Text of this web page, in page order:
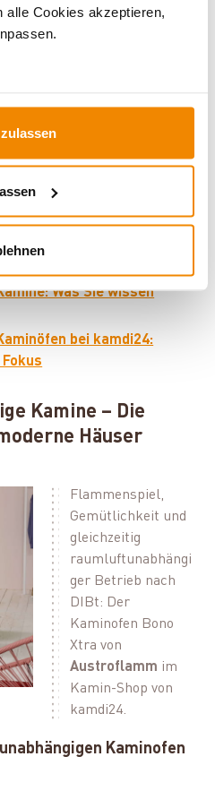
alle Cookies akzeptieren,
Kaminöfen – hoher
- Die perfekte Wahl für
Was Sie wissen
bei kamdi24:
Kamine – Die
Häuser
Flammenspiel,
Gemütlichkeit und
gleichzeitig
raumluftunabhängi
ger Betrieb nach
DIBt: Der
Kaminofen Bono
Xtra von
Austroflamm im
Kamin-Shop von
kamdi24.
Kaminofen